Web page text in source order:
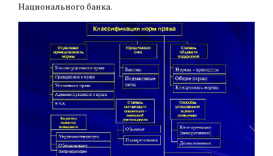
Национального банка.